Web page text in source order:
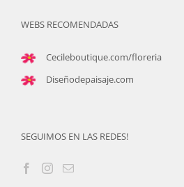
WEBS RECOMENDADAS
Cecileboutique.com/floreria
Diseñodepaisaje.com
SEGUIMOS EN LAS REDES!